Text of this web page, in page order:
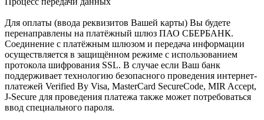
Для оплаты (ввода реквизитов Вашей карты) Вы будете
перенаправлены на платёжный шлюз ПАО СБЕРБАНК.
Соединение с платёжным шлюзом и передача информации
осуществляется в защищённом режиме с использованием
протокола шифрования SSL. В случае если Ваш банк
поддерживает технологию безопасного проведения интернет-
платежей Verified By Visa, MasterCard SecureCode, MIR Accept,
J-Secure для проведения платежа также может потребоваться
ввод специального пароля.